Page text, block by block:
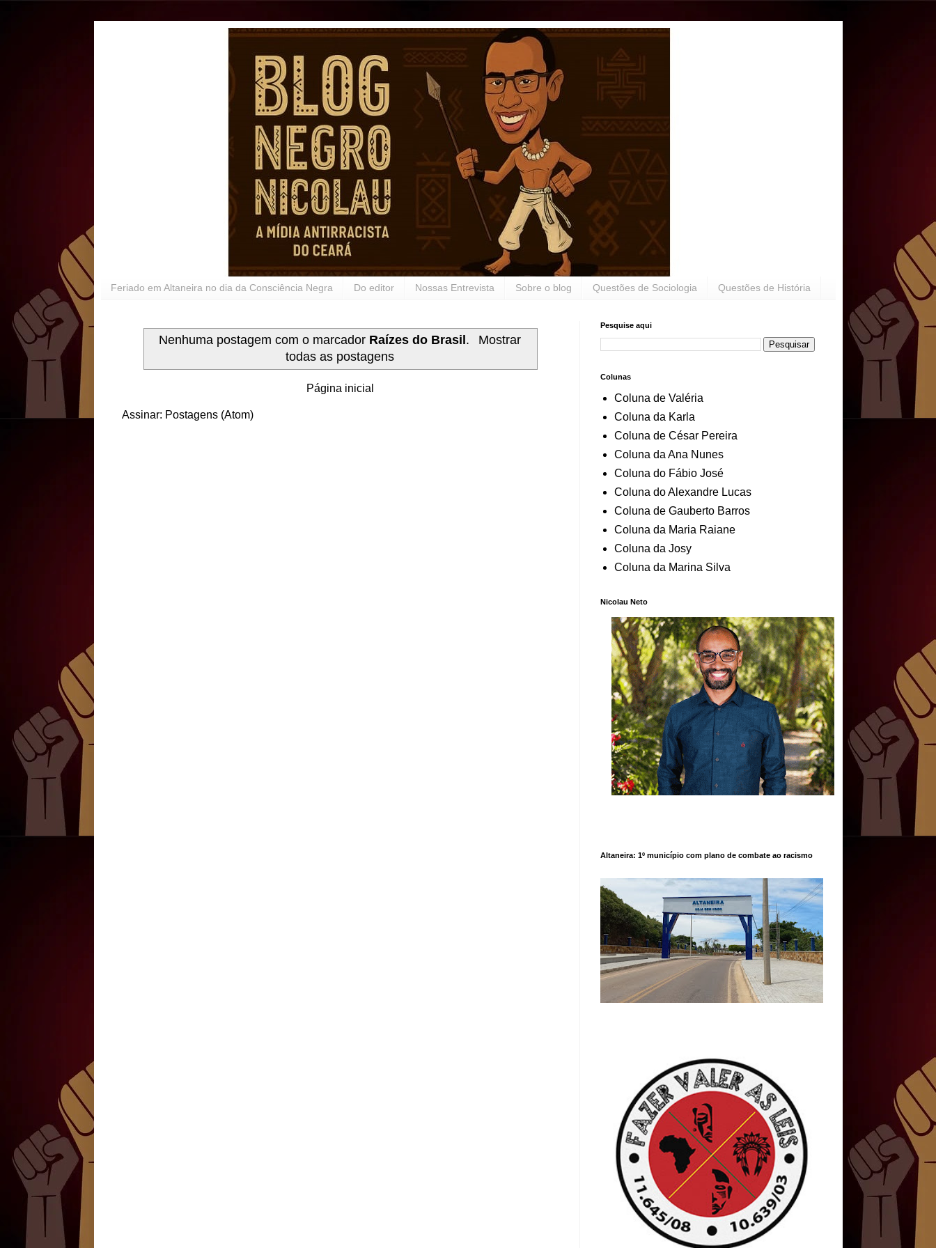
Feriado em Altaneira no dia da Consciência Negra Do editor Nossas Entrevista Sobre o blog Questões de Sociologia Questões de História
Nenhuma postagem com o marcador Raízes do Brasil .
Mostrar
todas as postagens
Página inicial
Assinar: Postagens (Atom)
Pesquise aqui
Colunas
Coluna de Valéria
Coluna da Karla
Coluna de César Pereira
Coluna da Ana Nunes
Coluna do Fábio José
Coluna do Alexandre Lucas
Coluna de Gauberto Barros
Coluna da Maria Raiane
Coluna da Josy
Coluna da Marina Silva
Nicolau Neto
Altaneira: 1º município com plano de combate ao racismo